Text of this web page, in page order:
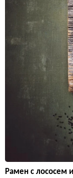
Рамен с лососем